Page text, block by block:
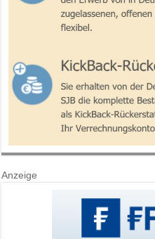
Anzeige